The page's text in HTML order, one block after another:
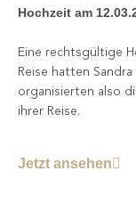
Hochzeit am
Eine rechtsgültige
Reise hatten
organisierten also
ihrer Reise.
Jetzt ansehen